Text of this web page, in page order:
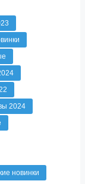
2024
новинки